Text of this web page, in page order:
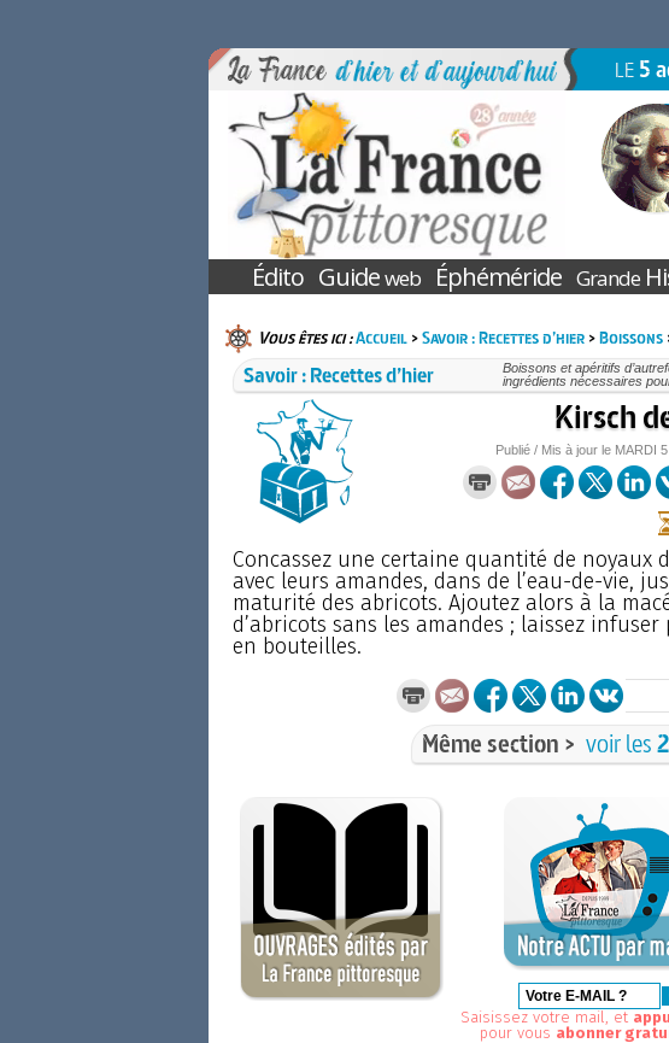
LE 5
Édito Guideweb Éphéméride Grande
Vous êtes ici :Accueil>Savoir : Recettes d’hier>Boissons
Savoir : Recettes d’hier
Boissons et apéritifs
ingrédients nécessaires
Kirsch
Publié / Mis à jour le MARDI
Concassez une certaine quantité de noyaux
avec leurs amandes, dans de l’eau-de-vie,
maturité des abricots. Ajoutez alors à la
d’abricots sans les amandes ; laissez
en bouteilles.
Même section > voir les
Saisissez votre mail, et
pour vous abonner